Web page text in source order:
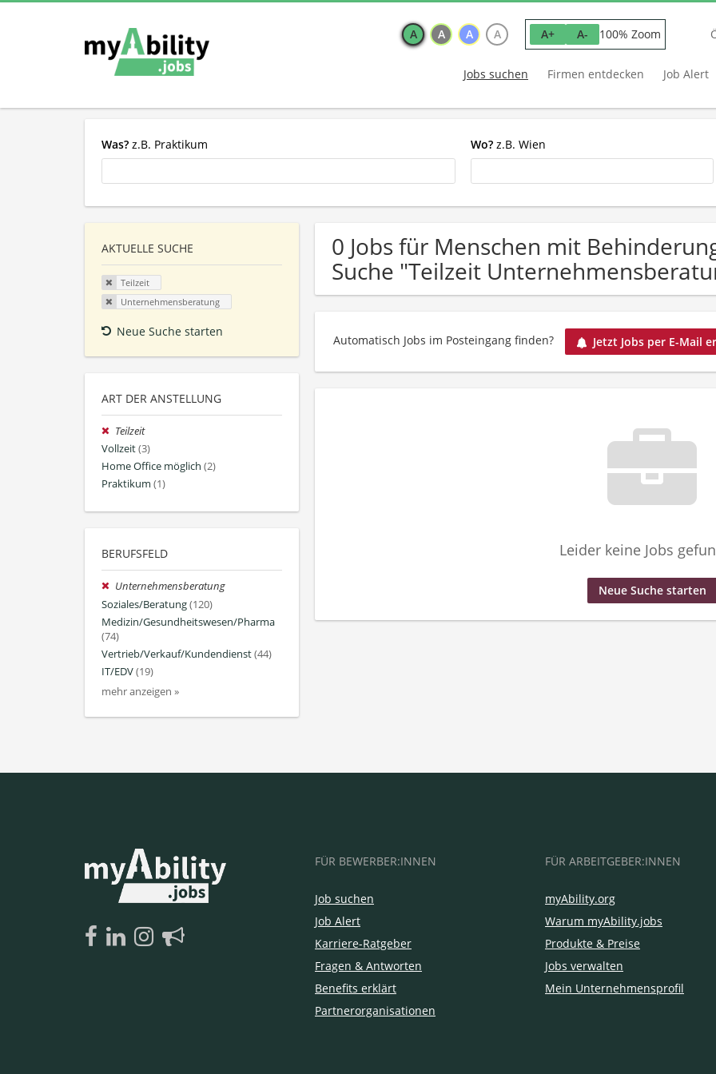
A A A A A+ A- 100% Zoom
Jobs suchen Firmen entdecken Job Alert
Was? z.B. Praktikum Wo? z.B. Wien
AKTUELLE SUCHE
Teilzeit
Unternehmensberatung
Neue Suche starten
ART DER ANSTELLUNG
Teilzeit
Vollzeit(3)
Home Office möglich (2)
Praktikum (1)
BERUFSFELD
Unternehmensberatung
Soziales/Beratung(120)
Medizin/Gesundheitswesen/Pharma
(74)
Vertrieb/Verkauf/Kundendienst(44)
IT/EDV(19)
mehr anzeigen »
0 Jobs für Menschen mit
Suche "Teilzeit
Automatisch Jobs im Posteingang finden? Jetzt Jobs per E-Mail
Leider keine Jobs
Neue Suche starten
FÜR BEWERBER:INNEN
Job suchen
Job Alert
Karriere-Ratgeber
Fragen & Antworten
Benefits erklärt
Partnerorganisationen
FÜR ARBEITGEBER:INNEN
myAbility.org
Warum myAbility.jobs
Produkte & Preise
Jobs verwalten
Mein Unternehmensprofil